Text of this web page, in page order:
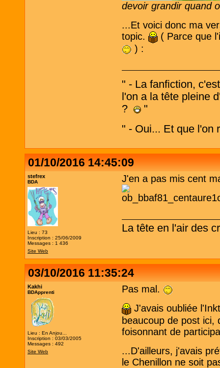
devoir grandir quand
...Et voici donc ma
topic.
( Parce que
) :
" - La fanfiction,
l'on a la tête pleine
?
"
" - Oui... Et que l'on
01/10/2016 14:45:09
stefrex
BDA
Lieu : 73
Inscription : 25/06/2009
Messages : 1 436
Site Web
J'en a pas mis cent
La tête en l'air des
03/10/2016 11:35:24
Kakhi
BDApprenti
Lieu : En Anjou...
Inscription : 03/03/2005
Messages : 492
Site Web
Pas mal.
J'avais oubliée
beaucoup de post ici,
foisonnant de
...D'ailleurs, j'avais
le Chenillon ne soit